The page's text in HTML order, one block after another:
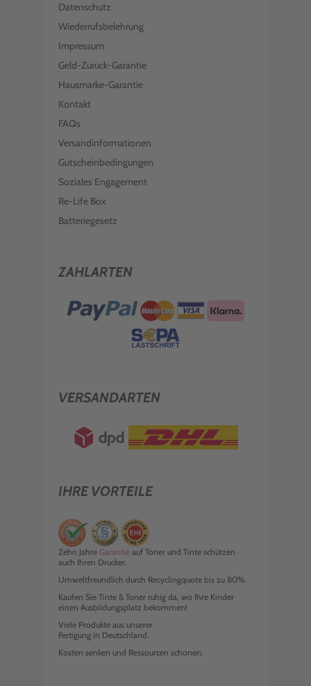
Datenschutz
Wiederrufsbelehrung
Impressum
Geld-Zurück-Garantie
Hausmarke-Garantie
Kontakt
FAQs
Versandinformationen
Gutscheinbedingungen
Soziales Engagement
Re-Life Box
Batteriegesetz
ZAHLARTEN
VERSANDARTEN
IHRE VORTEILE
Zehn Jahre Garantie auf Toner und Tinte schützen
auch Ihren Drucker.
Umweltfreundlich durch Recyclingquote bis zu 80%.
Kaufen Sie Tinte & Toner ruhig da, wo Ihre Kinder
einen Ausbildungsplatz bekommen!
Viele Produkte aus unserer
Fertigung in Deutschland.
Kosten senken und Ressourcen schonen.